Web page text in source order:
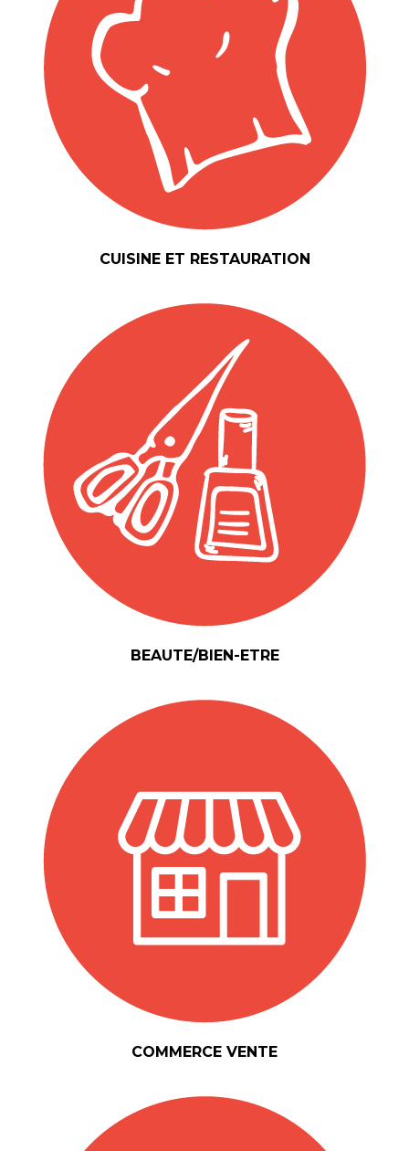
CUISINE ET RESTAURATION
BEAUTE/BIEN-ETRE
COMMERCE VENTE